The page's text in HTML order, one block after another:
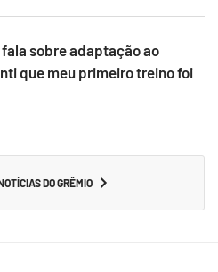
sobre adaptação ao
que meu primeiro treino foi
DO GRÊMIO